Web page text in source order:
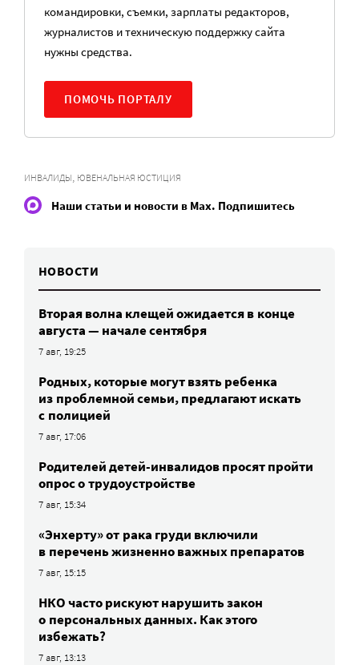
командировки, съемки, зарплаты редакторов,
журналистов и техническую поддержку сайта
нужны средства.
ПОМОЧЬ ПОРТАЛУ
ИНВАЛИДЫ, ЮВЕНАЛЬНАЯ ЮСТИЦИЯ
Наши статьи и новости в Max. Подпишитесь
НОВОСТИ
Вторая волна клещей ожидается в конце
августа — начале сентября
7 авг, 19:25
Родных, которые могут взять ребенка
из проблемной семьи, предлагают искать
с полицией
7 авг, 17:06
Родителей детей-инвалидов просят пройти
опрос о трудоустройстве
7 авг, 15:34
«Энхерту» от рака груди включили
в перечень жизненно важных препаратов
7 авг, 15:15
НКО часто рискуют нарушить закон
о персональных данных. Как этого
избежать?
7 авг, 13:13